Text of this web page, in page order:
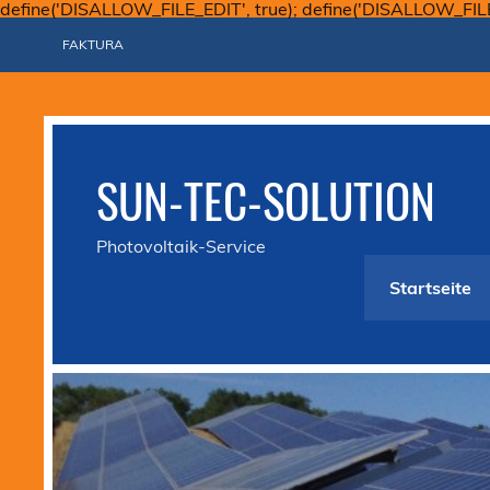
define('DISALLOW_FILE_EDIT', true);
FAKTURA
SUN-TEC-SOLUTION
Photovoltaik-Service
Startseite